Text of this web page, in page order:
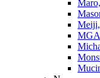
Meiji,
MGA